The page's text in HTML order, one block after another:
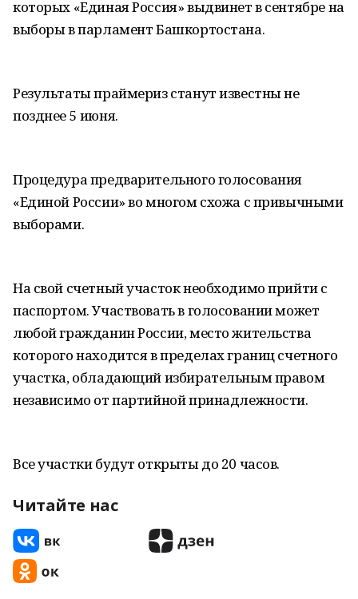
которых «Единая Россия» выдвинет в сентябре на
выборы в парламент Башкортостана.
Результаты праймериз станут известны не
позднее 5 июня.
Процедура предварительного голосования
«Единой России» во многом схожа с привычными
выборами.
На свой счетный участок необходимо прийти с
паспортом. Участвовать в голосовании может
любой гражданин России, место жительства
которого находится в пределах границ счетного
участка, обладающий избирательным правом
независимо от партийной принадлежности.
Все участки будут открыты до 20 часов.
Читайте нас